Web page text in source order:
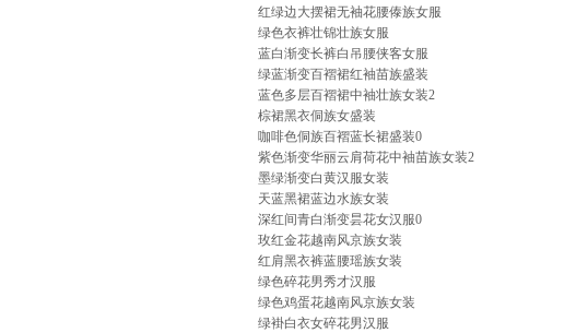
红绿边大摆裙无袖花腰傣族女服
绿色衣裤壮锦壮族女服
蓝白渐变长裤白吊腰侠客女服
绿蓝渐变百褶裙红袖苗族盛装
蓝色多层百褶裙中袖壮族女装2
棕裙黑衣侗族女盛装
咖啡色侗族百褶蓝长裙盛装0
紫色渐变华丽云肩荷花中袖苗族女装2
墨绿渐变白黄汉服女装
天蓝黑裙蓝边水族女装
深红间青白渐变昙花女汉服0
玫红金花越南风京族女装
红肩黑衣裤蓝腰瑶族女装
绿色碎花男秀才汉服
绿色鸡蛋花越南风京族女装
绿褂白衣女碎花男汉服